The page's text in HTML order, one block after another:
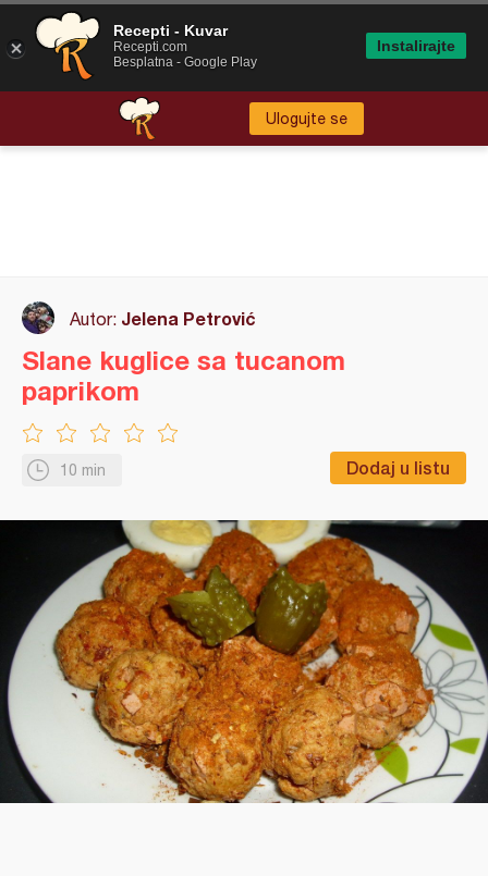
Ulogujte se
Autor: Jelena Petrović
10 min Dodaj u listu
Slane kuglice sa tucanom
paprikom
Recepti - Kuvar
Recepti.com
Besplatna - Google Play
Instalirajte